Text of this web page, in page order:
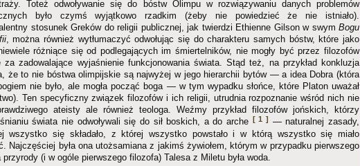
Toteż odwoływanie się do bóstw Olimpu w rozwiązywaniu danych problemów
było czymś wyjątkowo rzadkim (żeby nie powiedzieć że nie istniało).
stosunek Greków do religii publicznej, jak twierdzi Ethienne Gilson w swym Bogu
, można również wytłumaczyć odwołując się do charakteru samych bóstw, które jako
różniące się od podlegających im śmiertelników, nie mogły być przez filozofów
za zadowalające wyjaśnienie funkcjonowania świata. Stąd też, na przykład konkluzja
że to nie bóstwa olimpijskie są najwyżej w jego hierarchii bytów — a idea Dobra (która
nie było, ale mogła począć boga — w tym wypadku słońce, które Platon uważał
Ten specyficzny związek filozofów i ich religii, utrudnia rozpoznanie wśród nich nie
ateisty ale również teologa. Weźmy przykład filozofów jońskich, którzy
świata nie odwoływali się do sił boskich, a do arche
[ 1 ]
— naturalnej zasady,
wszystko się składało, z której wszystko powstało i w którą wszystko się miało
Najczęściej była ona utożsamiana z jakimś żywiołem, którym w przypadku pierwszego
przyrody (i w ogóle pierwszego filozofa) Talesa z Miletu była woda.